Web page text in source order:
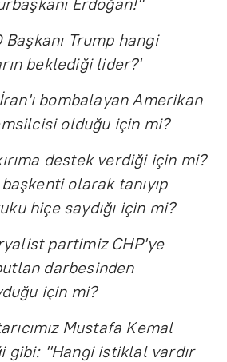
Trump hangi
beklediği lider?'
bombalayan Amerikan
olduğu için mi?
destek verdiği için mi?
olarak tanıyıp
hiçe saydığı için mi?
partimiz CHP'ye
darbesinden
için mi?
Mustafa Kemal
gibi: "Hangi istiklal vardır